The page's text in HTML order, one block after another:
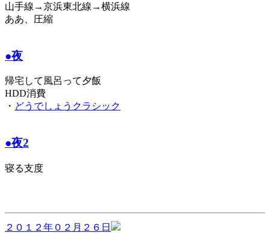
山手線→京浜東北線→横浜線
ああ、圧縮
●夜
帰宅して風呂って夕飯
HDD消費
・ どうでしょうクラシック
●夜2
寝る支度
２０１２年０２月２６日